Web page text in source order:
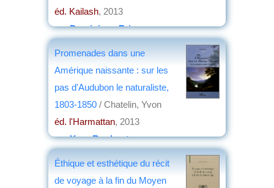
éd. Kailash, 2013
parDominique Prince
Promenades dans une
Amérique naissante : sur les
pas d'Audubon le naturaliste,
1803-1850 / Chatelin, Yvon
éd. l'Harmattan, 2013
parYves Boulvert
Éthique et esthétique du récit
de voyage à la fin du Moyen